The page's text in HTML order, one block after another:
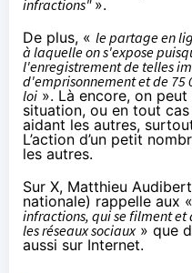
infractions" ».
De plus, « le partage en
à laquelle on s'expose
l'enregistrement de telles
d'emprisonnement et de 75
loi ». Là encore, on
situation, ou en tout cas
aidant les autres,
L’action d’un petit
les autres.
Sur X, Matthieu
nationale) rappelle aux «
infractions, qui se filment
les réseaux sociaux» que
aussi sur Internet.